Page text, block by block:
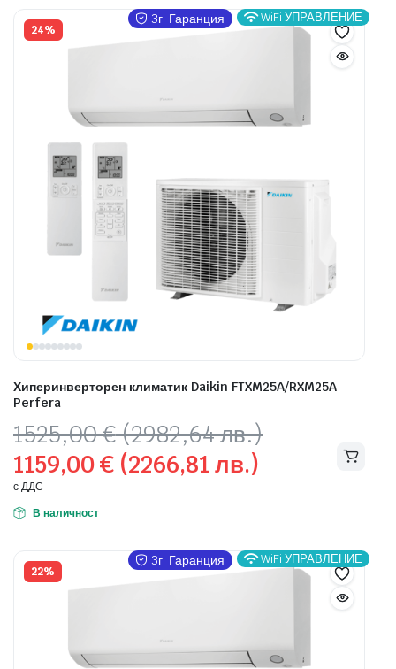
24%
Хиперинверторен климатик Daikin FTXM25A/RXM25A
Perfera
1525,00€(2982,64 лв.)
Original
price
was:
1525,00 €
(2982,64
1159,00€(2266,81 лв.)
Текущата
цена
е:
1159,00 €
(2266,81
с ДДС
В наличност
3г. Гаранция WiFi УПРАВЛЕНИЕ
22%
3г. Гаранция WiFi УПРАВЛЕНИЕ